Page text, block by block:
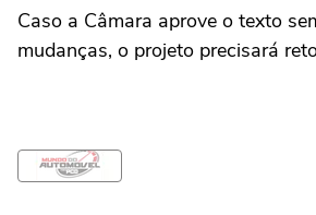
Caso a Câmara aprove o texto
mudanças, o projeto precisará